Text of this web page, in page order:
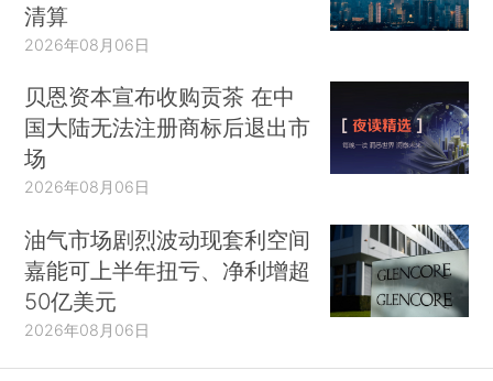
清算
2026年08月06日
贝恩资本宣布收购贡茶 在中
国大陆无法注册商标后退出市
场
2026年08月06日
油气市场剧烈波动现套利空间
嘉能可上半年扭亏、净利增超
50亿美元
2026年08月06日